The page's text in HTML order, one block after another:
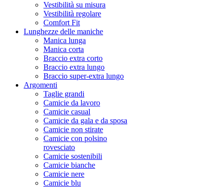
Vestibilità su misura
Vestibilità regolare
Comfort Fit
Lunghezze delle maniche
Manica lunga
Manica corta
Braccio extra corto
Braccio extra lungo
Braccio super-extra lungo
Argomenti
Taglie grandi
Camicie da lavoro
Camicie casual
Camicie da gala e da sposa
Camicie non stirate
Camicie con polsino
rovesciato
Camicie sostenibili
Camicie bianche
Camicie nere
Camicie blu